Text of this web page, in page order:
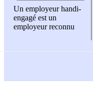
Un employeur handi-
engagé est un
employeur reconnu